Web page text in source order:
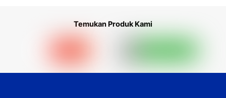
Temukan Produk Kami